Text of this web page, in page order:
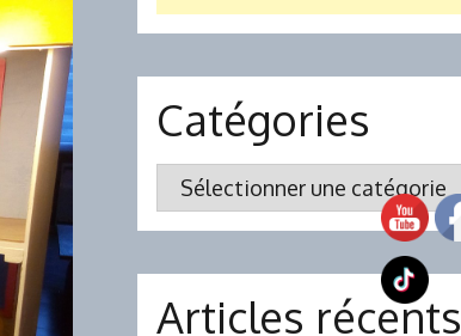
Catégories
Catégories
Articles récents